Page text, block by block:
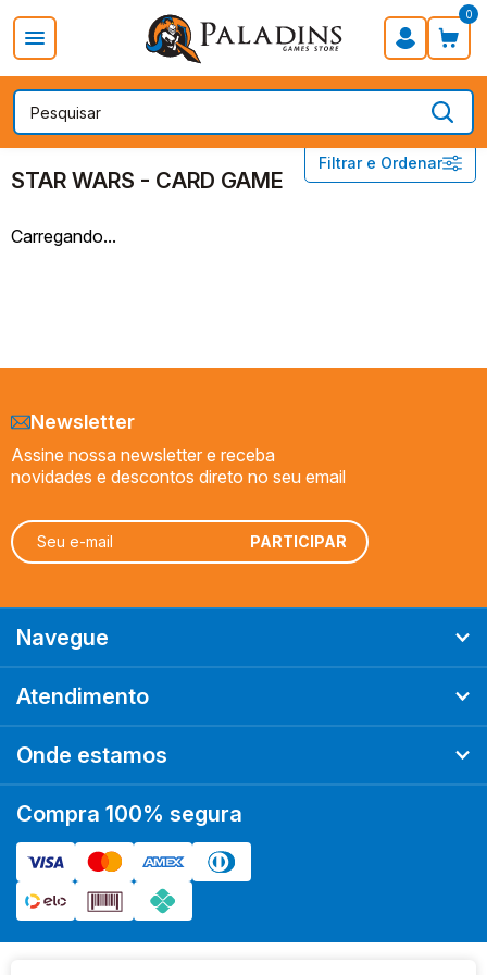
0
PROMOÇÃO DIA DOS PAIS Board Games Card Games
Filtrar e Ordenar
Card Games
STAR WARS - CARD GAME
Acessórios
Z - A
Menor Preço
Novidades
Mais Relevantes
Marcas
STAR WARS - CARD GAME
Carregando...
Newsletter
Assine nossa newsletter e receba
novidades e descontos direto no seu email
Navegue
Atendimento
Onde estamos
Compra 100% segura